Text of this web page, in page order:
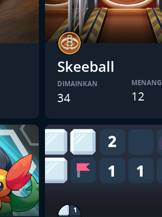
Skeeball
DIMAINKAN
34
MENANG
12